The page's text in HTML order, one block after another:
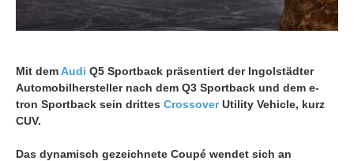
Mit demAudi Q5 Sportback präsentiert der Ingolstädter
Automobilhersteller nach dem Q3 Sportback und dem e-
tron Sportback sein drittes CrossoverUtility Vehicle, kurz
CUV.
Das dynamisch gezeichnete Coupé wendet sich an